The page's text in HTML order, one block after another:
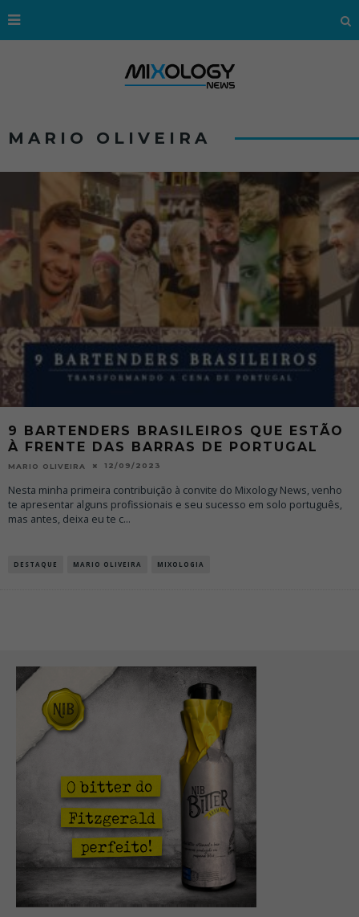
MARIO OLIVEIRA
9 BARTENDERS BRASILEIROS QUE ESTÃO
À FRENTE DAS BARRAS DE PORTUGAL
MARIO OLIVEIRA 12/09/2023
Nesta minha primeira contribuição à convite do Mixology News, venho
te apresentar alguns profissionais e seu sucesso em solo português,
mas antes, deixa eu te c...
DESTAQUE MARIO OLIVEIRA MIXOLOGIA